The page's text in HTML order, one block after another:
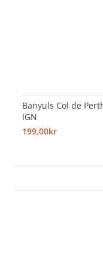
Banyuls Col de
IGN
199,00kr